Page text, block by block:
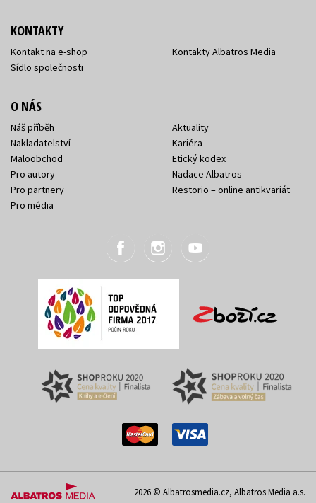
KONTAKTY
Kontakt na e-shop
Sídlo společnosti
Kontakty Albatros Media
O NÁS
Náš příběh
Nakladatelství
Maloobchod
Pro autory
Pro partnery
Pro média
Aktuality
Kariéra
Etický kodex
Nadace Albatros
Restorio – online antikvariát
2026 © Albatrosmedia.cz, Albatros Media a.s.